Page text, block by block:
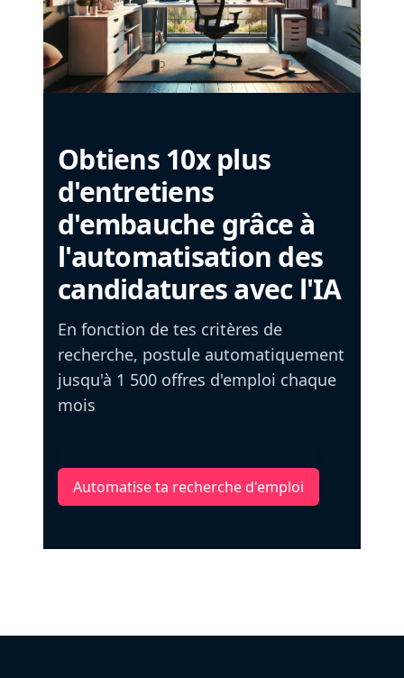
Obtiens 10x plus
d'entretiens
d'embauche grâce à
l'automatisation des
candidatures avec l'IA
En fonction de tes critères de
recherche, postule automatiquement
jusqu'à 1 500 offres d'emploi chaque
mois
Automatise ta recherche d'emploi